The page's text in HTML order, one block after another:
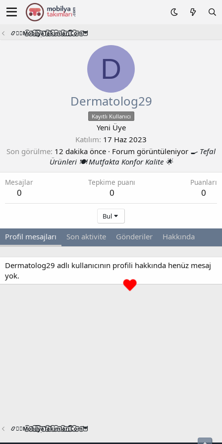
📿🧙‍♂️M͜͡o͜͡b͜͡i͜͡l͜͡y͜͡a͜͡T͜͡a͜͡k͜͡i͜͡m͜͡l͜͡a͜͡r͜͡i͜͡.͜͡C͜͡o͜͡m͜͡🦉
D
Dermatolog29
Kayıtlı Kullanıcı
Yeni Üye
Katılım 17 Haz 2023
Son görülme 12 dakika önce · Forum görüntüleniyor 🍳 Tefal
Ürünleri 🍽️ Mutfakta Konfor Kalite 🌟
Mesajlar
0
Tepkime puanı
0
Puanları
0
Bul
Profil mesajları Son aktivite Gönderiler Hakkında
Dermatolog29 adlı kullanıcının profili hakkında henüz mesaj
yok.
📿🧙‍♂️M͜͡o͜͡b͜͡i͜͡l͜͡y͜͡a͜͡T͜͡a͜͡k͜͡i͜͡m͜͡l͜͡a͜͡r͜͡i͜͡.͜͡C͜͡o͜͡m͜͡🦉